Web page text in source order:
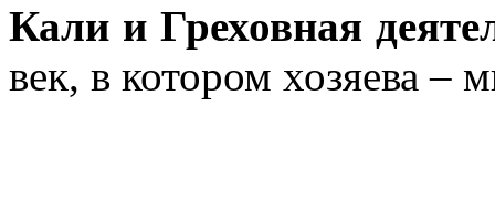
Кали и Греховная
век, в котором хозяева –